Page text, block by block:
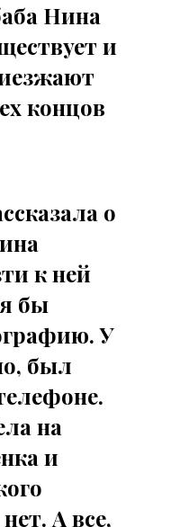
Нина
и
концов
о
к ней
бы
У
был
на
и
А все,